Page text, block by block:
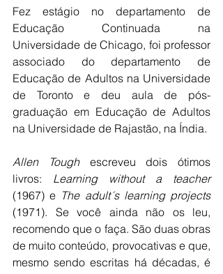
Fez estágio no departamento de
Educação Continuada na
Universidade de Chicago, foi professor
associado do departamento de
Educação de Adultos na Universidade
de Toronto e deu aula de pós-
graduação em Educação de Adultos
na Universidade de Rajastão, na Índia.
Allen Tough escreveu dois ótimos
livros: Learning without a teacher
(1967) e The adult´s learning projects
(1971). Se você ainda não os leu,
recomendo que o faça. São duas obras
de muito conteúdo, provocativas e que,
mesmo sendo escritas há décadas, é